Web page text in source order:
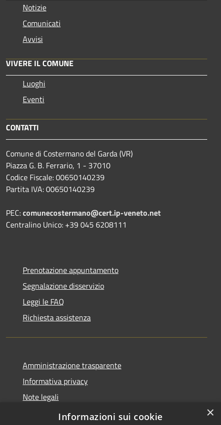
Notizie
Comunicati
Avvisi
VIVERE IL COMUNE
Luoghi
Eventi
CONTATTI
Comune di Costermano del Garda (VR)
Piazza G. B. Ferrario, 1 - 37010
Codice Fiscale: 00650140239
Partita IVA: 00650140239
PEC:comunecostermano@cert.ip-veneto.net
Centralino Unico: +39 045 6208111
Prenotazione appuntamento
Segnalazione disservizio
Leggi le FAQ
Richiesta assistenza
Amministrazione trasparente
Informativa privacy
Note legali
Dichiarazione di Accessibilità
×
Informazioni sui cookie